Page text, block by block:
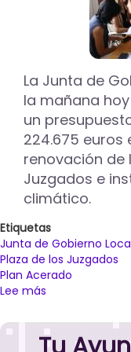
La Junta de
la mañana
un
224.675
renovación de
Juzgados e
climático.
Etiquetas
Junta de Gobierno
Plaza de los Juzgados
Plan Acerado
Lee más
Junta
de